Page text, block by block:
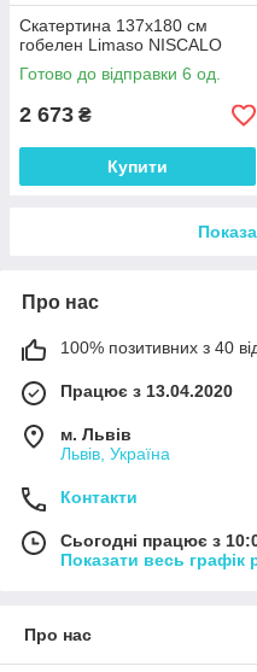
Скатертина 137х180 см
гобелен Limaso NISCALO
Готово до відправки 6 од.
2 673 ₴
Купити
Про нас
100% позитивних з 40
Працює з 13.04.2020
м. Львів
Львів, Україна
Контакти
Сьогодні працює з
Показати весь графік
Про нас